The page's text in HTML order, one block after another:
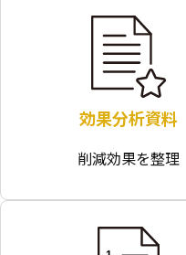
効果分析資料
削減効果を整理